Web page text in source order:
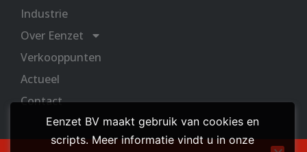
Industrie
Over Eenzet
Verkooppunten
Actueel
Contact
Eenzet BV maakt gebruik van cookies en
scripts. Meer informatie vindt u in onze